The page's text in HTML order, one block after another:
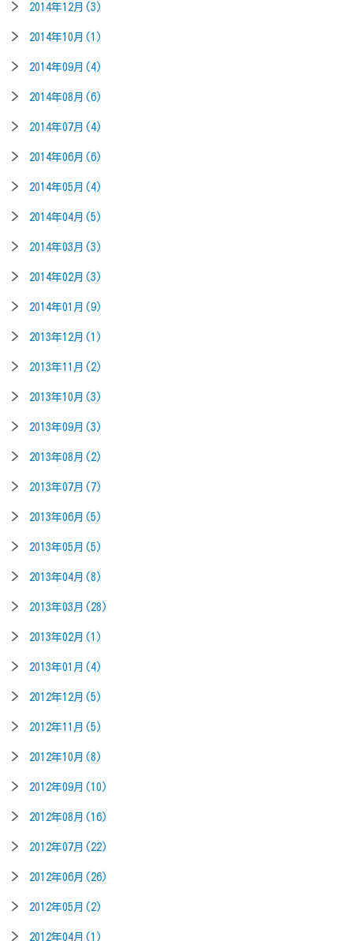
2014年12月(3)
2014年10月(1)
2014年09月(4)
2014年08月(6)
2014年07月(4)
2014年06月(6)
2014年05月(4)
2014年04月(5)
2014年03月(3)
2014年02月(3)
2014年01月(9)
2013年12月(1)
2013年11月(2)
2013年10月(3)
2013年09月(3)
2013年08月(2)
2013年07月(7)
2013年06月(5)
2013年05月(5)
2013年04月(8)
2013年03月(28)
2013年02月(1)
2013年01月(4)
2012年12月(5)
2012年11月(5)
2012年10月(8)
2012年09月(10)
2012年08月(16)
2012年07月(22)
2012年06月(26)
2012年05月(2)
2012年04月(1)